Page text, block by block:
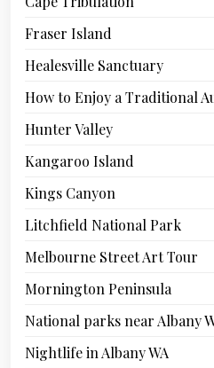
Fraser Island
Healesville Sanctuary
How to Enjoy a Traditional
Hunter Valley
Kangaroo Island
Kings Canyon
Litchfield National Park
Melbourne Street Art Tour
Mornington Peninsula
National parks near Albany
Nightlife in Albany WA